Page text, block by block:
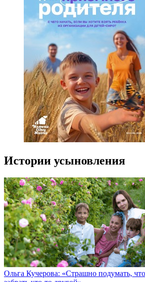
Истории усыновления
Ольга Кучерова: «Страшно подумать,